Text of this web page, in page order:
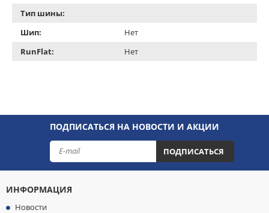
Тип шины:
Шип:
Нет
RunFlat:
Нет
ПОДПИСАТЬСЯ НА НОВОСТИ И АКЦИИ
ПОДПИСАТЬСЯ
ИНФОРМАЦИЯ
Новости